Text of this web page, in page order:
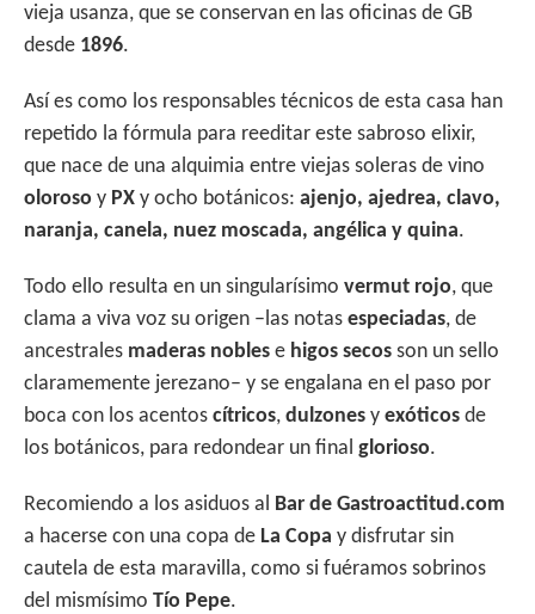
vieja usanza, que se conservan en las oficinas de GB
desde 1896.
Así es como los responsables técnicos de esta casa han
repetido la fórmula para reeditar este sabroso elixir,
que nace de una alquimia entre viejas soleras de vino
oloroso y PX y ocho botánicos: ajenjo, ajedrea, clavo,
naranja, canela, nuez moscada, angélica y quina.
Todo ello resulta en un singularísimo vermut rojo, que
clama a viva voz su origen –las notas especiadas, de
ancestrales maderas nobles e higos secos son un sello
claramemente jerezano– y se engalana en el paso por
boca con los acentos cítricos, dulzones y exóticos de
los botánicos, para redondear un final glorioso.
Recomiendo a los asiduos al Bar de Gastroactitud.com
a hacerse con una copa de La Copa y disfrutar sin
cautela de esta maravilla, como si fuéramos sobrinos
del mismísimo Tío Pepe.